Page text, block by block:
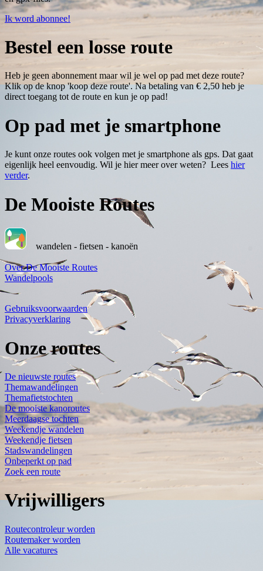
Ik word abonnee!
Bestel een losse route
Heb je geen abonnement maar wil je wel op pad met deze route?
Klik op de knop 'koop deze route'. Na betaling van € 2,50 heb je
direct toegang tot de route en kun je op pad!
Op pad met je smartphone
Je kunt onze routes ook volgen met je smartphone als gps. Dat gaat
eigenlijk heel eenvoudig. Wil je hier meer over weten? Lees hier
verder.
De Mooiste Routes
wandelen - fietsen - kanoën
Over De Mooiste Routes
Wandelpools
Gebruiksvoorwaarden
Privacyverklaring
Onze routes
De nieuwste routes
Themawandelingen
Themafietstochten
De mooiste kanoroutes
Meerdaagse tochten
Weekendje wandelen
Weekendje fietsen
Stadswandelingen
Onbeperkt op pad
Zoek een route
Vrijwilligers
Routecontroleur worden
Routemaker worden
Alle vacatures